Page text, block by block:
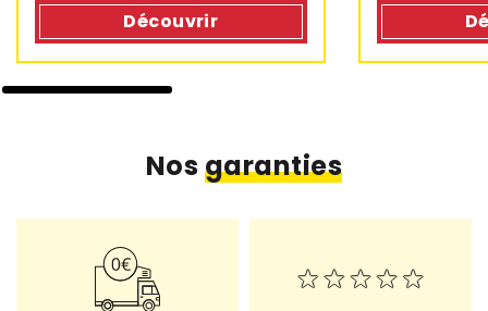
Découvrir
Nosgaranties